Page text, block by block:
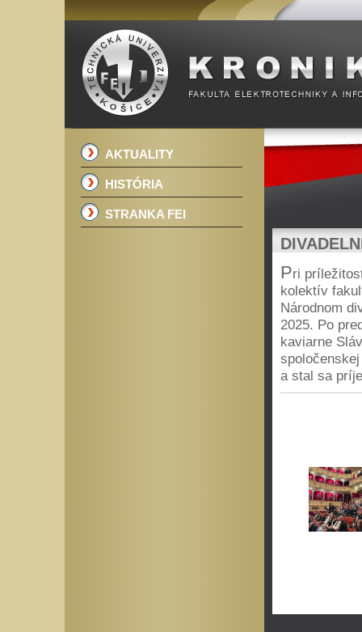
AKTUALITY
HISTÓRIA
STRANKA FEI
Pri
kolektív
Národnom
2025. Po
kaviarne
a stal sa